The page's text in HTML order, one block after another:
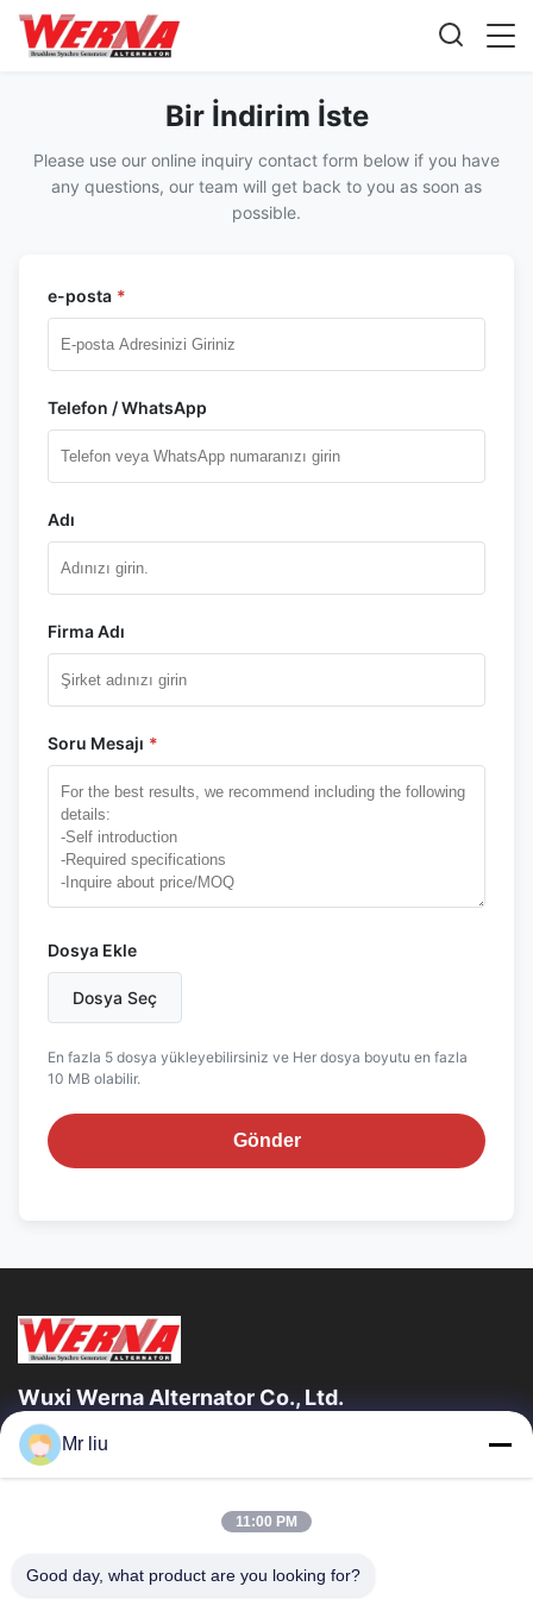
Bir İndirim İste
Please use our online inquiry contact form below if you have
any questions, our team will get back to you as soon as
possible.
e-posta *
Telefon / WhatsApp
Adı
Firma Adı
Soru Mesajı *
Dosya Ekle
Dosya Seç
En fazla 5 dosya yükleyebilirsiniz ve Her dosya boyutu en fazla
10 MB olabilir.
Gönder
Wuxi Werna Alternator Co., Ltd.
Hızlı Bağlantılar
Bizim Hakkımızda
Fabrika Turu
Kalite Kontrolü
Mr liu
11:00 PM
Good day, what product are you looking for?